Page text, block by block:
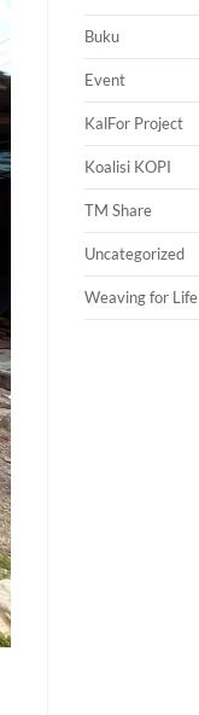
Buku
Event
KalFor Project
Koalisi KOPI
TM Share
Uncategorized
Weaving for Life